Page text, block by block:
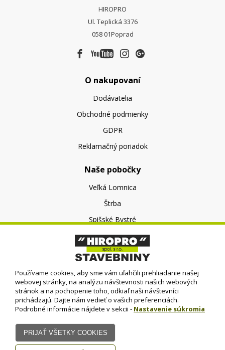
HIROPRO
Ul. Teplická 3376
058 01Poprad
O nakupovaní
Dodávatelia
Obchodné podmienky
GDPR
Reklamačný poriadok
Naše pobočky
Veľká Lomnica
Štrba
Spišské Bystré
O nás
O spoločnosti
Kontakt
Používame cookies, aby sme vám uľahčili prehliadanie našej
webovej stránky, na analýzu návštevnosti našich webových
stránok a na pochopenie toho, odkiaľ naši návštevníci
prichádzajú. Dajte nám vedieť o vašich preferenciách.
Podrobné informácie nájdete v sekcii - Nastavenie súkromia